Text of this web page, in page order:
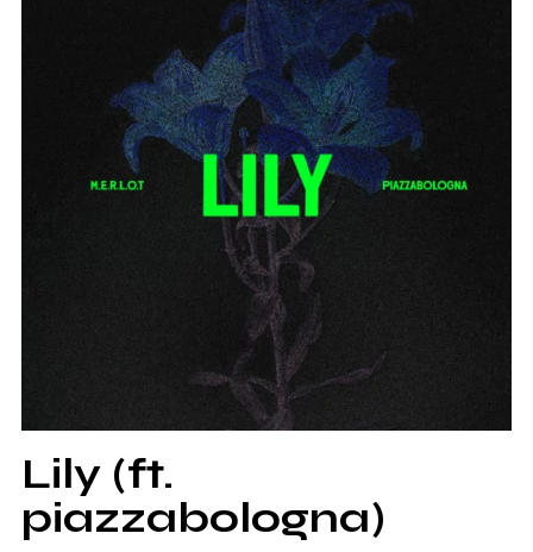
Lily (ft.
piazzabologna)